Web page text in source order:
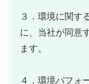
３．環境に関す
に、当社が同意
ます。
４．環境パフォ